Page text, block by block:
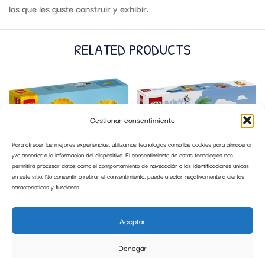
Gestionar consentimiento
Para ofrecer las mejores experiencias, utilizamos tecnologías como las cookies para almacenar
y/o acceder a la información del dispositivo. El consentimiento de estas tecnologías nos
permitirá procesar datos como el comportamiento de navegación o las identificaciones únicas
en este sitio. No consentir o retirar el consentimiento, puede afectar negativamente a ciertas
características y funciones.
Aceptar
Denegar
los que les guste construir y exhibir.
RELATED PRODUCTS
BOTANICALS
A LA PLAYA DE BLUEY – 11202